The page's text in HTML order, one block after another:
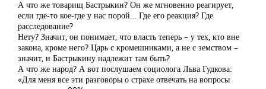
А что же товарищ Бастрыкин? Он же мгновенно реагирует,
если где-то кое-где у нас порой… Где его реакция? Где
расследование?
Нету? Значит, он понимает, что власть теперь – у тех, кто вне
закона, кроме него? Царь с кромешниками, а не с земством –
значит, и Бастрыкину надлежит там быть?
А что же народ? А вот послушаем социолога Льва Гудкова:
«Для меня все эти разговоры о страхе отвечать на вопросы